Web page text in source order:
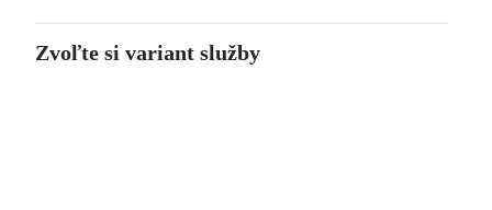
Zvoľte si variant služby